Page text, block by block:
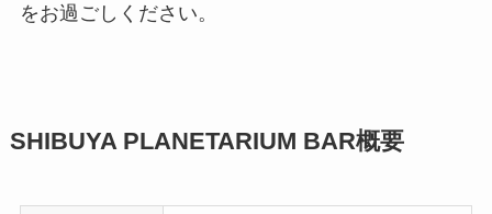
をお過ごしください。
SHIBUYA PLANETARIUM BAR概要